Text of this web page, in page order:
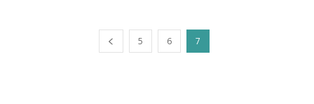
5 6 7